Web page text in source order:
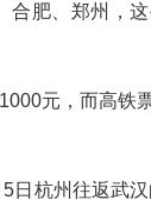
肥、郑州，
元，而高铁
日杭州往返武